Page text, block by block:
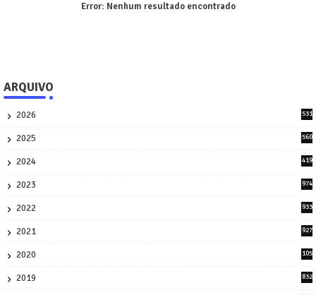
Error: Nenhum resultado encontrado
ARQUIVO
2026
531
2025
560
2024
419
2023
974
2022
933
2021
927
2020
105
2019
832